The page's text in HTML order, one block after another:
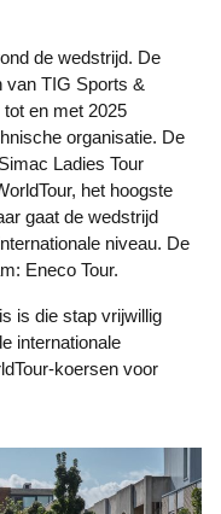
van TIG Sports &
en met 2025
organisatie. De
Ladies Tour
het hoogste
gaat de wedstrijd
niveau. De
Eneco Tour.
internationale
koersen voor